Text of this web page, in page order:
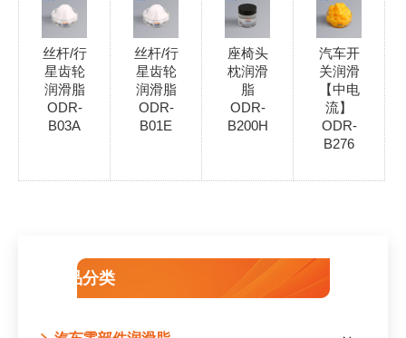
丝杆/行
星齿轮
润滑脂
ODR-
B03A
丝杆/行
星齿轮
润滑脂
ODR-
B01E
座椅头
枕润滑
脂
ODR-
B200H
汽车开
关润滑
【中电
流】
ODR-
B276
产品分类